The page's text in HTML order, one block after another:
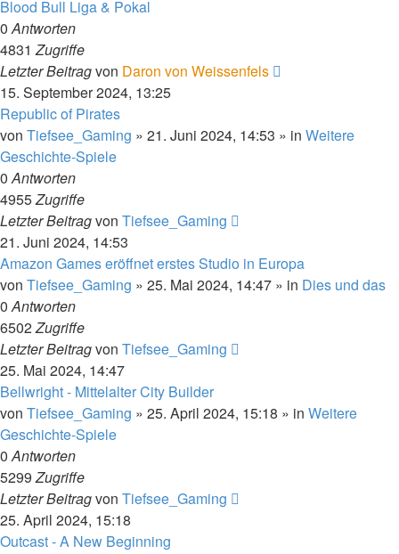
Blood Bull Liga & Pokal
0Antworten
4831Zugriffe
Letzter Beitragvon Daron von Weissenfels
15. September 2024, 13:25
Republic of Pirates
von Tiefsee_Gaming » 21. Juni 2024, 14:53 » in Weitere
Geschichte-Spiele
0Antworten
4955Zugriffe
Letzter Beitragvon Tiefsee_Gaming
21. Juni 2024, 14:53
Amazon Games eröffnet erstes Studio in Europa
von Tiefsee_Gaming » 25. Mai 2024, 14:47 » in Dies und das
0Antworten
6502Zugriffe
Letzter Beitragvon Tiefsee_Gaming
25. Mai 2024, 14:47
Bellwright - Mittelalter City Builder
von Tiefsee_Gaming » 25. April 2024, 15:18 » in Weitere
Geschichte-Spiele
0Antworten
5299Zugriffe
Letzter Beitragvon Tiefsee_Gaming
25. April 2024, 15:18
Outcast - A New Beginning